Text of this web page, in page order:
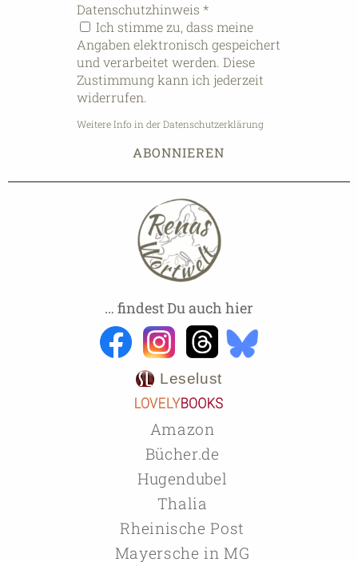
Datenschutzhinweis *
Ich stimme zu, dass meine
Angaben elektronisch gespeichert
und verarbeitet werden. Diese
Zustimmung kann ich jederzeit
widerrufen.
Weitere Info in der Datenschutzerklärung
… findest Du auch hier
Leselust
Amazon
Bücher.de
Hugendubel
Thalia
Rheinische Post
Mayersche in MG